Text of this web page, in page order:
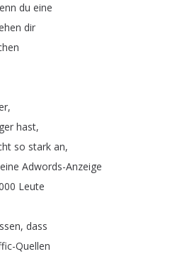
du eine
dir
,
hast,
so stark an,
eine Adwords-Anzeige
Leute
, dass
Quellen